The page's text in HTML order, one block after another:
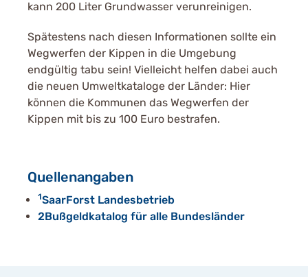
kann 200 Liter Grundwasser verunreinigen.
Spätestens nach diesen Informationen sollte ein
Wegwerfen der Kippen in die Umgebung
endgültig tabu sein! Vielleicht helfen dabei auch
die neuen Umweltkataloge der Länder: Hier
können die Kommunen das Wegwerfen der
Kippen mit bis zu 100 Euro bestrafen.
Quellenangaben
1SaarForst Landesbetrieb
2Bußgeldkatalog für alle Bundesländer